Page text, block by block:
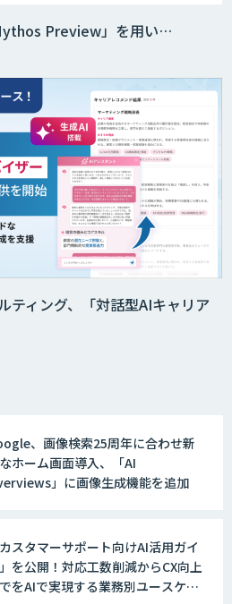
Preview」を用い…
ティング、「対話型AIキャリア
、画像検索25周年に合わせ新
ホーム画面導入、「AI
」に画像生成機能を追加
カスタマーサポート向けAI活用ガイ
を公開！対応工数削減からCX向上
をAIで実現する業務別ユースケー